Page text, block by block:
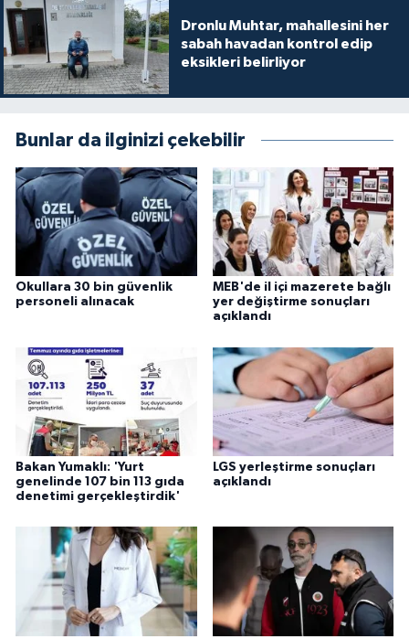
Dronlu Muhtar, mahallesini her
sabah havadan kontrol edip
eksikleri belirliyor
Bunlar da ilginizi çekebilir
Okullara 30 bin güvenlik
personeli alınacak
MEB'de il içi mazerete bağlı
yer değiştirme sonuçları
açıklandı
Bakan Yumaklı: 'Yurt
genelinde 107 bin 113 gıda
denetimi gerçekleştirdik'
LGS yerleştirme sonuçları
açıklandı